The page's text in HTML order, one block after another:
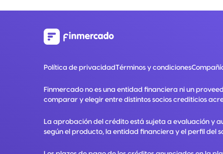
Política de privacidadTérminos y condiciones
Finmercado no es una entidad financiera ni un
comparar y elegir entre distintos socios crediticios
La aprobación del crédito está sujeta a evaluación y
según el producto, la entidad financiera y el perfil del